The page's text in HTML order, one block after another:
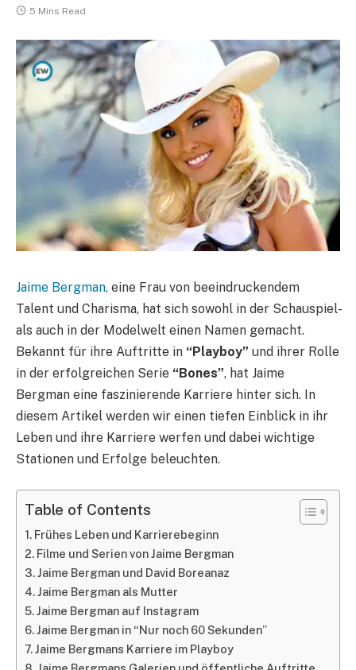
5 Mins Read
Jaime Bergman, eine Frau von beeindruckendem
Talent und Charisma, hat sich sowohl in der Schauspiel-
als auch in der Modelwelt einen Namen gemacht.
Bekannt für ihre Auftritte in “Playboy” und ihrer Rolle
in der erfolgreichen Serie “Bones”, hat Jaime
Bergman eine faszinierende Karriere hinter sich. In
diesem Artikel werden wir einen tiefen Einblick in ihr
Leben und ihre Karriere werfen und dabei wichtige
Stationen und Erfolge beleuchten.
Table of Contents
Frühes Leben und Karrierebeginn
Filme und Serien von Jaime Bergman
Jaime Bergman und David Boreanaz
Jaime Bergman als Mutter
Jaime Bergman auf Instagram
Jaime Bergman in “Nur noch 60 Sekunden”
Jaime Bergmans Karriere im Playboy